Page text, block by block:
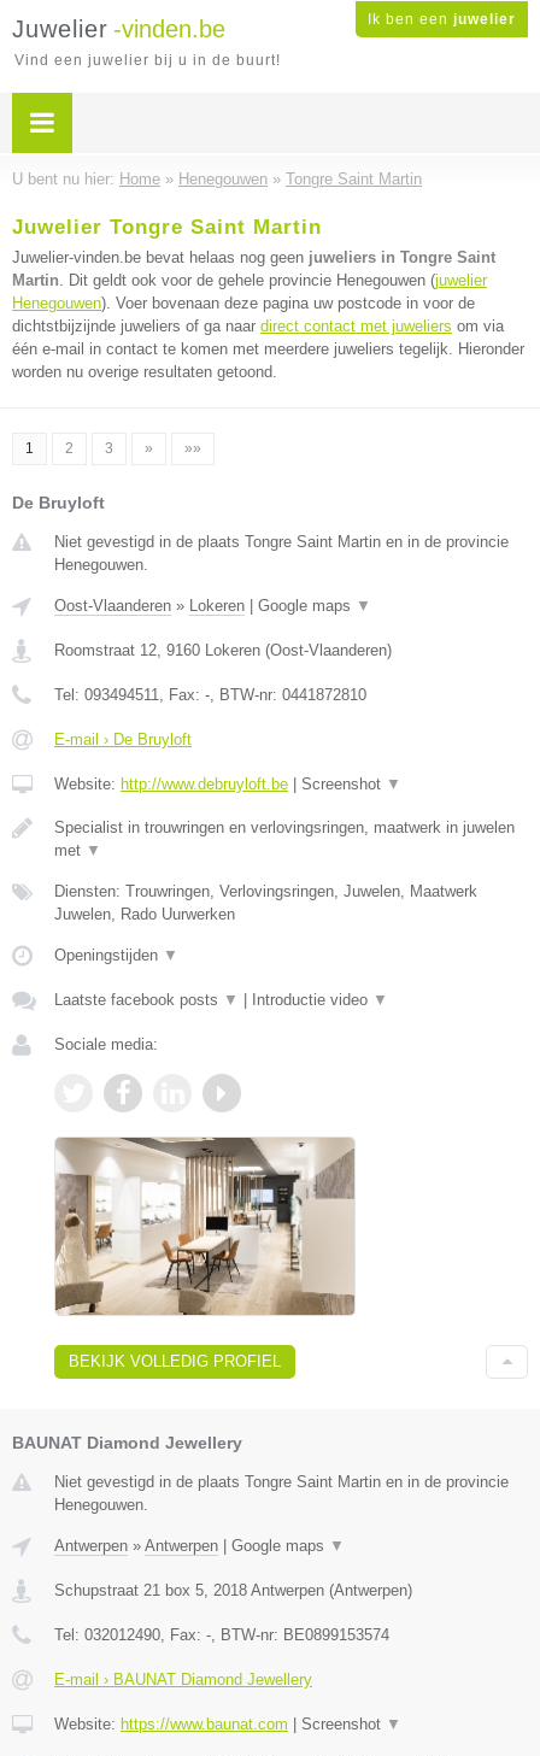
Ik ben een juwelier
Juwelier -vinden.be
Vind een juwelier bij u in de buurt!
U bent nu hier: Home » Henegouwen » Tongre Saint Martin
Juwelier Tongre Saint Martin
Juwelier-vinden.be bevat helaas nog geen juweliers in Tongre Saint
Martin. Dit geldt ook voor de gehele provincie Henegouwen (juwelier
Henegouwen). Voer bovenaan deze pagina uw postcode in voor de
dichtstbijzijnde juweliers of ga naar direct contact met juweliers om via
één e-mail in contact te komen met meerdere juweliers tegelijk. Hieronder
worden nu overige resultaten getoond.
1 2 3 » »»
De Bruyloft
Niet gevestigd in de plaats Tongre Saint Martin en in de provincie
Henegouwen.
Oost-Vlaanderen » Lokeren Google maps ▼
Roomstraat 12, 9160 Lokeren (Oost-Vlaanderen)
Tel: 093494511, Fax: -, BTW-nr: 0441872810
E-mail › De Bruyloft
Website: http://www.debruyloft.be Screenshot ▼
Specialist in trouwringen en verlovingsringen, maatwerk in juwelen
met ▼
Diensten: Trouwringen, Verlovingsringen, Juwelen, Maatwerk
Juwelen, Rado Uurwerken
Openingstijden ▼
Laatste facebook posts ▼ Introductie video ▼
Sociale media:
BEKIJK VOLLEDIG PROFIEL
BAUNAT Diamond Jewellery
Niet gevestigd in de plaats Tongre Saint Martin en in de provincie
Henegouwen.
Antwerpen » Antwerpen Google maps ▼
Schupstraat 21 box 5 2018 Antwerpen (Antwerpen)
Tel: 032012490 , Fax: - , BTW-nr: BE0899153574
E-mail › BAUNAT Diamond Jewellery
Website: https://www.baunat.com Screenshot ▼